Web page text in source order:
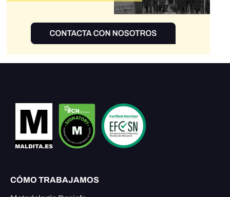
CÓMO TRABAJAMOS